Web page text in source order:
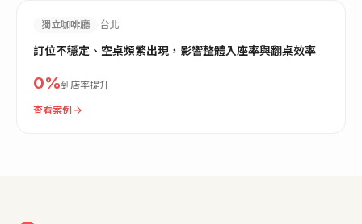
獨立咖啡廳 ·台北
訂位不穩定、空桌頻繁出現，影響整體入座率與翻桌效率
0%到店率提升
查看案例